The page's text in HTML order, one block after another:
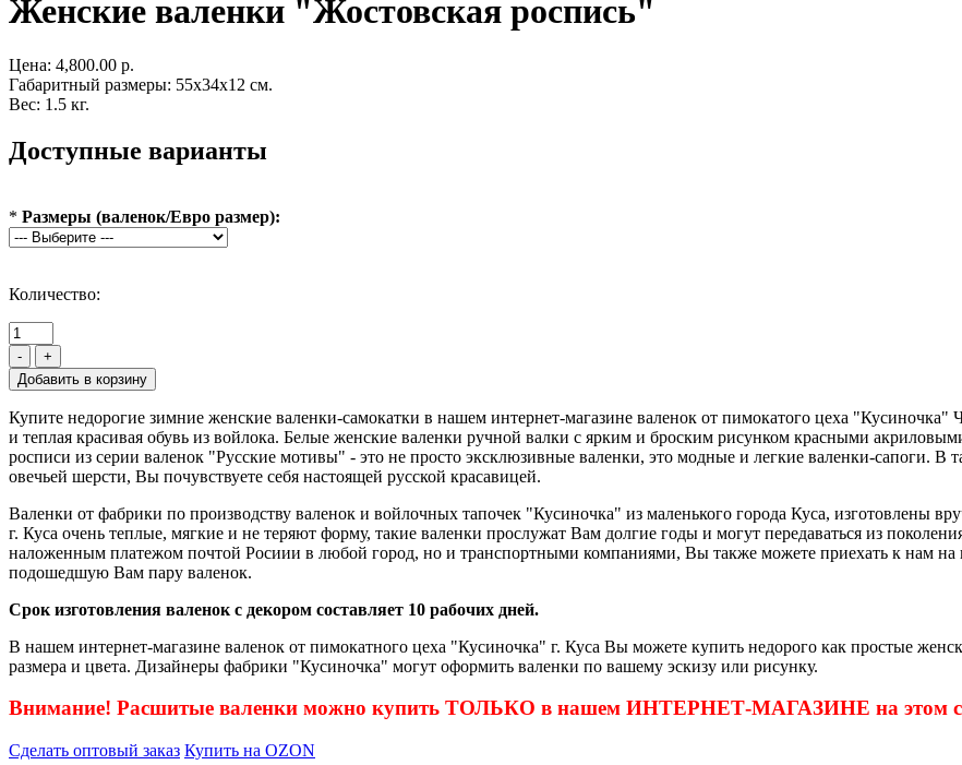
Женские валенки "Жостовская роспись"
Цена: 4,800.00 р.
Габаритный размеры: 55x34x12 см.
Вес: 1.5 кг.
Доступные варианты
* Размеры (валенок/Евро размер):
Количество:
- +
Купите недорогие зимние женские валенки-самокатки в нашем интернет-магазине валенок от пимокатого цеха "Кусиночка"
и теплая красивая обувь из войлока. Белые женские валенки ручной валки с ярким и броским рисунком красными
росписи из серии валенок "Русские мотивы" - это не просто эксклюзивные валенки, это модные и легкие валенки-сапоги. В
овечьей шерсти, Вы почувствуете себя настоящей русской красавицей.
Валенки от фабрики по производству валенок и войлочных тапочек "Кусиночка" из маленького города Куса, изготовлены
г. Куса очень теплые, мягкие и не теряют форму, такие валенки прослужат Вам долгие годы и могут передаваться из
наложенным платежом почтой Росиии в любой город, но и транспортными компаниями, Вы также можете приехать к нам
подошедшую Вам пару валенок.
Срок изготовления валенок с декором составляет 10 рабочих дней.
В нашем интернет-магазине валенок от пимокатного цеха "Кусиночка" г. Куса Вы можете купить недорого как простые
размера и цвета. Дизайнеры фабрики "Кусиночка" могут оформить валенки по вашему эскизу или рисунку.
Внимание! Расшитые валенки можно купить ТОЛЬКО в нашем ИНТЕРНЕТ-МАГАЗИНЕ на этом
Сделать оптовый заказ Купить на OZON